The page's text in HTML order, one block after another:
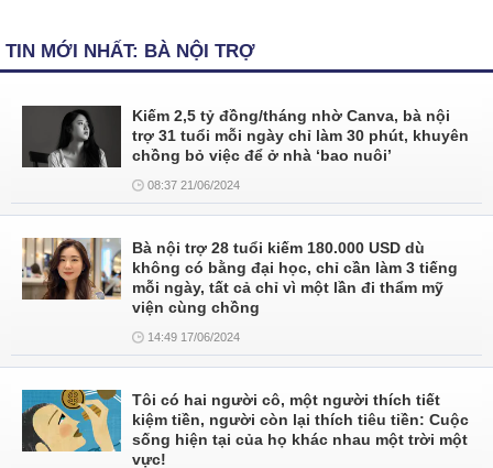
TIN MỚI NHẤT: BÀ NỘI TRỢ
Kiếm 2,5 tỷ đồng/tháng nhờ Canva, bà nội
trợ 31 tuổi mỗi ngày chỉ làm 30 phút, khuyên
chồng bỏ việc để ở nhà ‘bao nuôi’
08:37 21/06/2024
Bà nội trợ 28 tuổi kiếm 180.000 USD dù
không có bằng đại học, chỉ cần làm 3 tiếng
mỗi ngày, tất cả chỉ vì một lần đi thẩm mỹ
viện cùng chồng
14:49 17/06/2024
Tôi có hai người cô, một người thích tiết
kiệm tiền, người còn lại thích tiêu tiền: Cuộc
sống hiện tại của họ khác nhau một trời một
vực!